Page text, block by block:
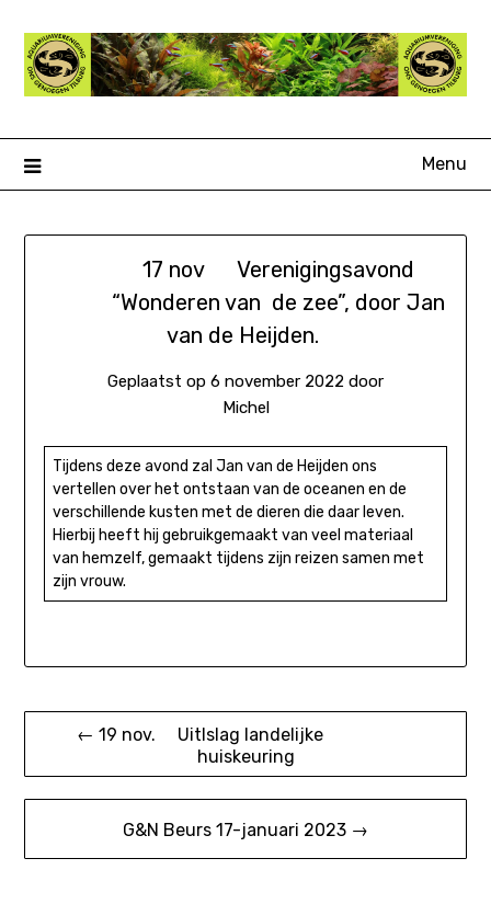
naar
inhoud
Menu
17 nov Verenigingsavond
“Wonderen van de zee”, door Jan
van de Heijden.
Geplaatst op 6 november 2022 door
Michel
Tijdens deze avond zal Jan van de Heijden ons
vertellen over het ontstaan van de oceanen en de
verschillende kusten met de dieren die daar leven.
Hierbij heeft hij gebruikgemaakt van veel materiaal
van hemzelf, gemaakt tijdens zijn reizen samen met
zijn vrouw.
Bericht← 19 nov. Uitlslag landelijke
huiskeuring
G&N Beurs 17-januari 2023 →